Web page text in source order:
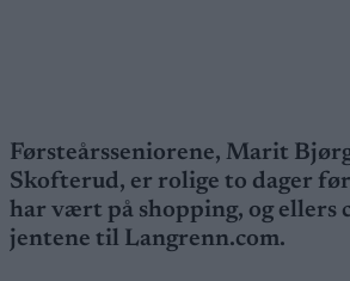
Førsteårsseniorene, Marit
Skofterud, er rolige to dager
har vært på shopping, og ellers
jentene til Langrenn.com.